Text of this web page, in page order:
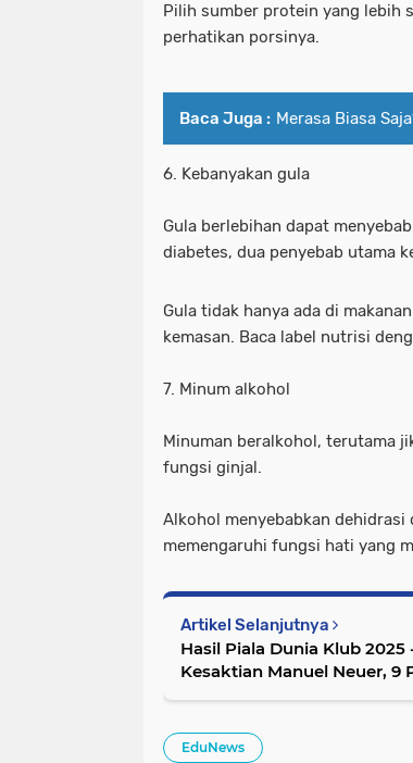
Pilih sumber protein yang lebih
perhatikan porsinya.
Baca Juga : Merasa Biasa
6. Kebanyakan gula
Gula berlebihan dapat
diabetes, dua penyebab utama
Gula tidak hanya ada di
kemasan. Baca label nutrisi
7. Minum alkohol
Minuman beralkohol, terutama
fungsi ginjal.
Alkohol menyebabkan
memengaruhi fungsi hati yang
Artikel Selanjutnya
Hasil Piala Dunia Klub
Kesaktian Manuel Neuer, 9
EduNews